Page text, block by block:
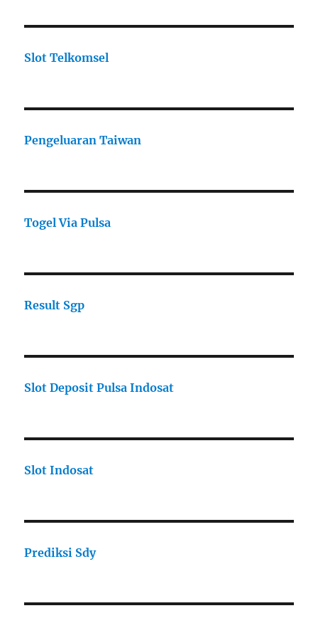
Slot Telkomsel
Pengeluaran Taiwan
Togel Via Pulsa
Result Sgp
Slot Deposit Pulsa Indosat
Slot Indosat
Prediksi Sdy